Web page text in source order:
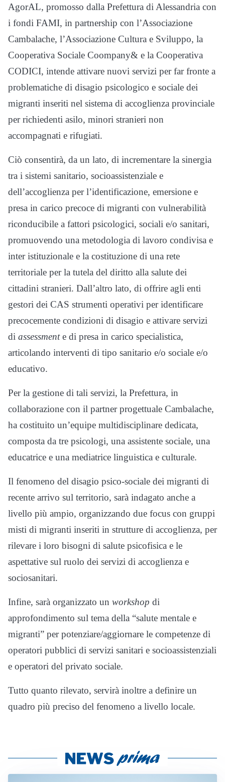
AgorAL, promosso dalla Prefettura di Alessandria con
i fondi FAMI, in partnership con l’Associazione
Cambalache, l’Associazione Cultura e Sviluppo, la
Cooperativa Sociale Coompany& e la Cooperativa
CODICI, intende attivare nuovi servizi per far fronte a
problematiche di disagio psicologico e sociale dei
migranti inseriti nel sistema di accoglienza provinciale
per richiedenti asilo, minori stranieri non
accompagnati e rifugiati.
Ciò consentirà, da un lato, di incrementare la sinergia
tra i sistemi sanitario, socioassistenziale e
dell’accoglienza per l’identificazione, emersione e
presa in carico precoce di migranti con vulnerabilità
riconducibile a fattori psicologici, sociali e/o sanitari,
promuovendo una metodologia di lavoro condivisa e
inter istituzionale e la costituzione di una rete
territoriale per la tutela del diritto alla salute dei
cittadini stranieri. Dall’altro lato, di offrire agli enti
gestori dei CAS strumenti operativi per identificare
precocemente condizioni di disagio e attivare servizi
di assessmente di presa in carico specialistica,
articolando interventi di tipo sanitario e/o sociale e/o
educativo.
Per la gestione di tali servizi, la Prefettura, in
collaborazione con il partner progettuale Cambalache,
ha costituito un’equipe multidisciplinare dedicata,
composta da tre psicologi, una assistente sociale, una
educatrice e una mediatrice linguistica e culturale.
Il fenomeno del disagio psico-sociale dei migranti di
recente arrivo sul territorio, sarà indagato anche a
livello più ampio, organizzando due focus con gruppi
misti di migranti inseriti in strutture di accoglienza, per
rilevare i loro bisogni di salute psicofisica e le
aspettative sul ruolo dei servizi di accoglienza e
sociosanitari.
Infine, sarà organizzato un workshop di
approfondimento sul tema della “salute mentale e
migranti” per potenziare/aggiornare le competenze di
operatori pubblici di servizi sanitari e socioassistenziali
e operatori del privato sociale.
Tutto quanto rilevato, servirà inoltre a definire un
quadro più preciso del fenomeno a livello locale.